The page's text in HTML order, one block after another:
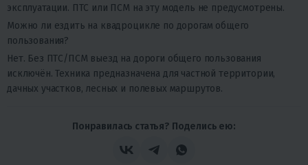
эксплуатации. ПТС или ПСМ на эту модель не предусмотрены.
Можно ли ездить на квадроцикле по дорогам общего
пользования?
Нет. Без ПТС/ПСМ выезд на дороги общего пользования
исключён. Техника предназначена для частной территории,
дачных участков, лесных и полевых маршрутов.
Понравилась статья? Поделись ею: